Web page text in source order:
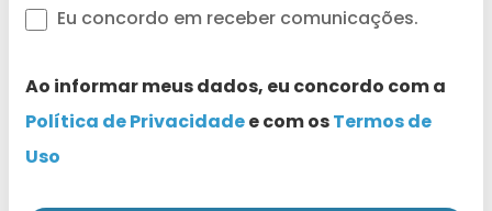
Eu concordo em receber comunicações.
Ao informar meus dados, eu concordo com a
Política de Privacidadee com osTermos de
Uso